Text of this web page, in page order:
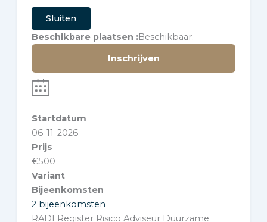
Sluiten
Beschikbare plaatsen Beschikbaar.
Inschrijven
Startdatum
06-11-2026
Prijs
€500
Variant
Bijeenkomsten
2 bijeenkomsten
RADI Register Risico Adviseur Duurzame